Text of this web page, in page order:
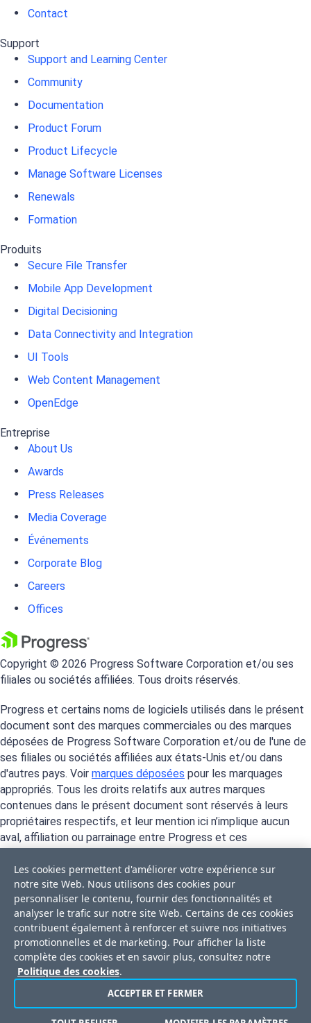
Contact
Support
Support and Learning Center
Community
Documentation
Product Forum
Product Lifecycle
Manage Software Licenses
Renewals
Formation
Produits
Secure File Transfer
Mobile App Development
Digital Decisioning
Data Connectivity and Integration
UI Tools
Web Content Management
OpenEdge
Entreprise
About Us
Awards
Press Releases
Media Coverage
Événements
Corporate Blog
Careers
Offices
Copyright © 2026 Progress Software Corporation et/ou ses
filiales ou sociétés affiliées. Tous droits réservés.
Progress et certains noms de logiciels utilisés dans le présent
document sont des marques commerciales ou des marques
déposées de Progress Software Corporation et/ou de l'une de
ses filiales ou sociétés affiliées aux états-Unis et/ou dans
d'autres pays. Voir marques déposées pour les marquages
appropriés. Tous les droits relatifs aux autres marques
contenues dans le présent document sont réservés à leurs
propriétaires respectifs, et leur mention ici n’implique aucun
aval, affiliation ou parrainage entre Progress et ces
Trust Center Contrat de licence
Merci de ne pas vendre ou partager mes données personnelles
Les cookies permettent d'améliorer votre expérience sur
notre site Web. Nous utilisons des cookies pour
personnaliser le contenu, fournir des fonctionnalités et
analyser le trafic sur notre site Web. Certains de ces cookies
contribuent également à renforcer et suivre nos initiatives
promotionnelles et de marketing. Pour afficher la liste
complète des cookies et en savoir plus, consultez notre
Politique des cookies.
ACCEPTER ET FERMER